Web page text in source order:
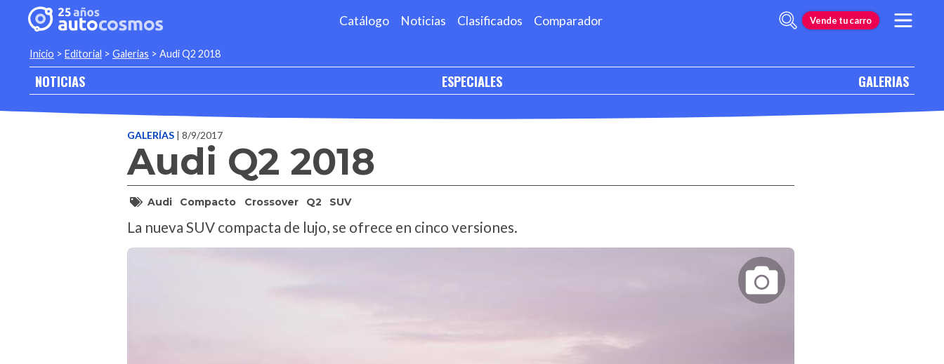
Catálogo Noticias Clasificados Comparador Vende tu carro
Inicio > Editorial > Galerias > Audi Q2 2018
NOTICIAS ESPECIALES GALERIAS
GALERÍAS | 8/9/2017
Audi Q2 2018
Audi Compacto Crossover Q2 SUV
La nueva SUV compacta de lujo, se ofrece en cinco versiones.